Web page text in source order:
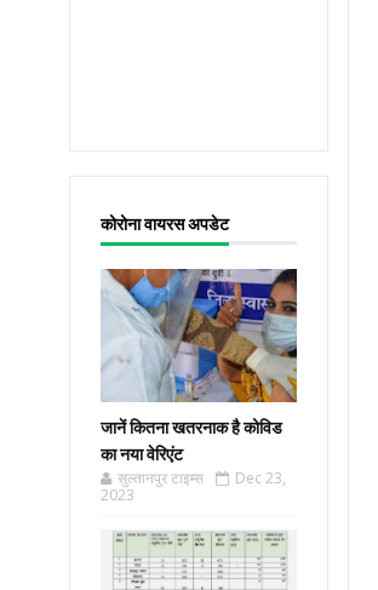
कोरोना वायरस अपडेट
जानें कितना खतरनाक है कोविड
का नया वेरिएंट
सुल्तानपुर टाइम्स
Dec 23,
2023